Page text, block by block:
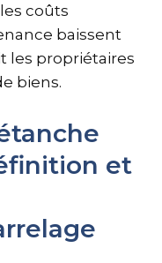
coûts
baissent
les propriétaires
biens.
et